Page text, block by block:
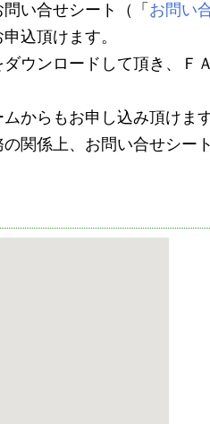
い合せシート（「 お問い
込頂けます。
ウンロードして頂き、Ｆ
からもお申し込み頂けま
関係上、お問い合せシー